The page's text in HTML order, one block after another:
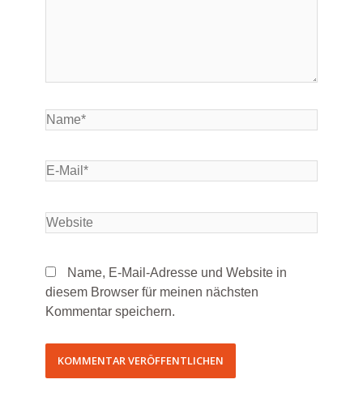
Name, E-Mail-Adresse und Website in
diesem Browser für meinen nächsten
Kommentar speichern.